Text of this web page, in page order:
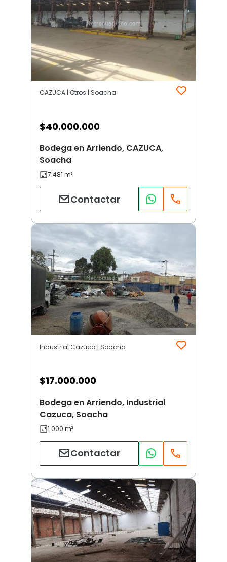
CAZUCA | Otros | Soacha
$40.000.000
Bodega en Arriendo, CAZUCA,
Soacha
Contactar
Industrial Cazuca | Soacha
$17.000.000
Bodega en Arriendo, Industrial
Cazuca, Soacha
Contactar